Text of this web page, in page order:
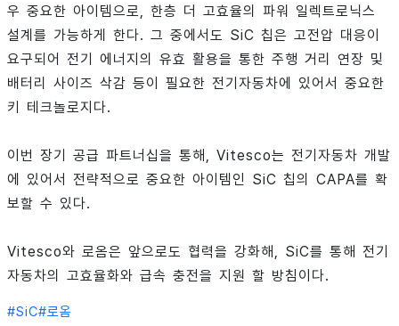
우 중요한 아이템으로, 한층 더 고효율의 파워 일렉트로닉스
설계를 가능하게 한다. 그 중에서도 SiC 칩은 고전압 대응이
요구되어 전기 에너지의 유효 활용을 통한 주행 거리 연장 및
배터리 사이즈 삭감 등이 필요한 전기자동차에 있어서 중요한
키 테크놀로지다.
이번 장기 공급 파트너십을 통해, Vitesco는 전기자동차 개발
에 있어서 전략적으로 중요한 아이템인 SiC 칩의 CAPA를 확
보할 수 있다.
Vitesco와 로옴은 앞으로도 협력을 강화해, SiC를 통해 전기
자동차의 고효율화와 급속 충전을 지원 할 방침이다.
#SiC#로옴